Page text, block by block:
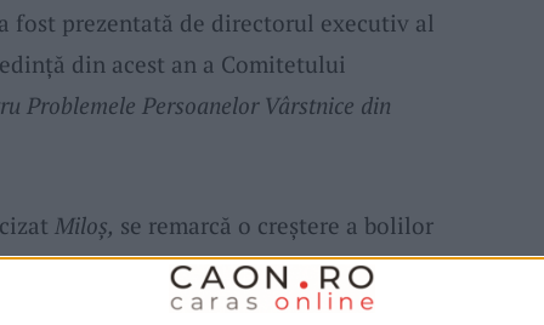
fost prezentată de directorul executiv al
din acest an a Comitetului
Problemele Persoanelor Vârstnice din
Miloş, se remarcă o creştere a bolilor
Potrivit indicatorilor, toate bolile cronice
acestei analize prezintă o creştere